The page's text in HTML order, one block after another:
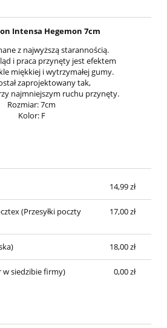
Intensa Hegemon 7cm
z najwyższą starannością.
i praca przynęty jest efektem
miękkiej i wytrzymałej gumy.
zaprojektowany tak,
najmniejszym ruchu przynęty.
Rozmiar: 7cm
Kolor: F
kosztów płatności
14,99 zł
(Przesyłki poczty
17,00 zł
18,00 zł
siedzibie firmy) 0,00 zł